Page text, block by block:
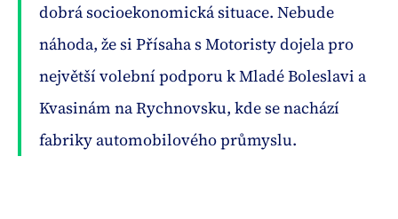
dobrá socioekonomická situace. Nebude
náhoda, že si Přísaha s Motoristy dojela pro
největší volební podporu k Mladé Boleslavi a
Kvasinám na Rychnovsku, kde se nachází
fabriky automobilového průmyslu.